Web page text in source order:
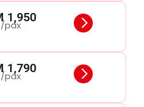
1,950
/pax
1,790
/pax